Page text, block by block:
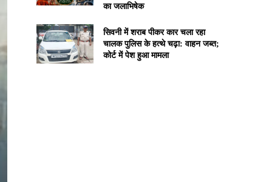
का जलाभिषेक
सिवनी में शराब पीकर कार चला रहा
चालक पुलिस के हत्थे चढ़ा: वाहन जब्त;
कोर्ट में पेश हुआ मामला